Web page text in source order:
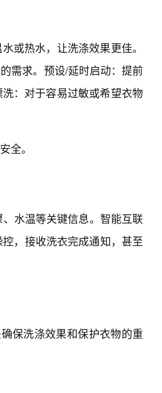
或热水，让洗涤效果更佳。
需求。预设/延时启动：提前
：对于容易过敏或希望衣物
全。
水温等关键信息。智能互联
，接收洗衣完成通知，甚至
保洗涤效果和保护衣物的重